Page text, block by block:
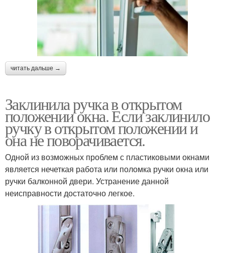
читать дальше →
Заклинила ручка в открытом
положении окна. Если заклинило
ручку в открытом положении и
она не поворачивается.
Одной из возможных проблем с пластиковыми окнами
является нечеткая работа или поломка ручки окна или
ручки балконной двери. Устранение данной
неисправности достаточно легкое.